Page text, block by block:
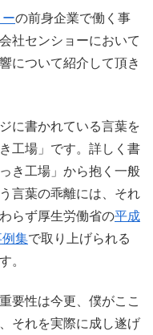
の前身企業で働く事
社センショーにおいて
について紹介して頂き
に書かれている言葉を
工場」です。詳しく書
き工場」から抱く一般
言葉の乖離には、それ
らず厚生労働省の平成
集で取り上げられる
。
要性は今更、僕がここ
それを実際に成し遂げ